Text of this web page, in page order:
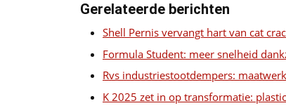
Gerelateerde berichten
Shell Pernis vervangt hart van cat
Formula Student: meer snelheid
Rvs industriestootdempers:
K 2025 zet in op transformatie: